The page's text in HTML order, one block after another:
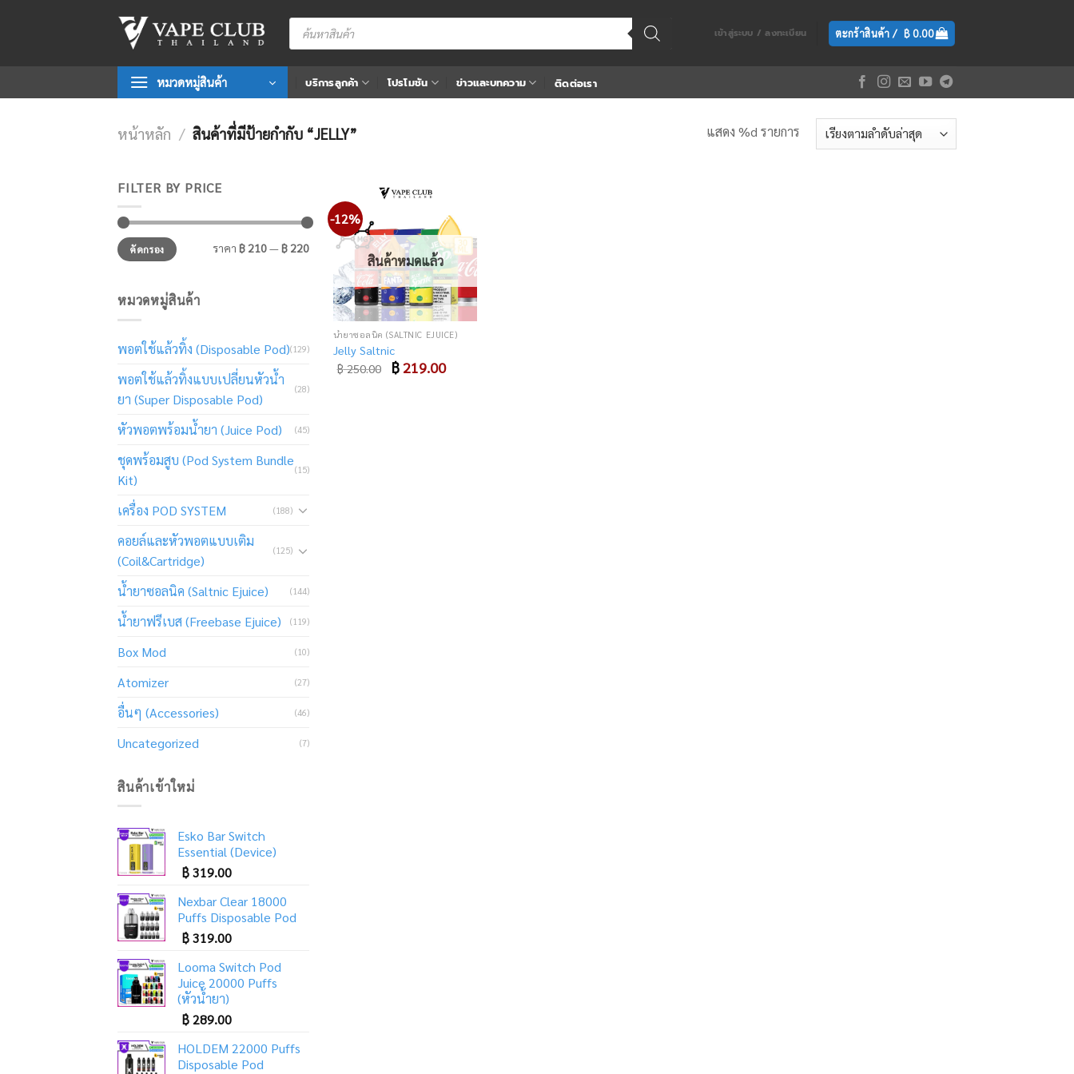
Products
search
เข้าสู่ระบบ / ลงทะเบียน ตะกร้าสินค้า / ฿0.00
หมวดหมู่สินค้า บริการลูกค้า โปรโมชัน ข่าวและบทความ ติดต่อเรา
หน้าหลัก / สินค้าที่มีป้ายกำกับ “JELLY” แสดง %d รายการ
FILTER BY PRICE
ราคา
ต่ำ
สุด
ราคา
สูงสุดคัดกรอง ราคา ฿ 210—฿ 220
หมวดหมู่สินค้า
พอตใช้แล้วทิ้ง (Disposable Pod)(129)
พอตใช้แล้วทิ้งแบบเปลี่ยนหัวน้ำ
ยา (Super Disposable Pod)
(28)
หัวพอตพร้อมน้ำยา (Juice Pod) (45)
ชุดพร้อมสูบ (Pod System Bundle
Kit)
(15)
เครื่อง POD SYSTEM (188)
คอยล์และหัวพอตแบบเติม
(Coil&Cartridge)
(125)
น้ำยาซอลนิค (Saltnic Ejuice) (144)
น้ำยาฟรีเบส (Freebase Ejuice) (119)
Box Mod (10)
Atomizer (27)
อื่นๆ (Accessories) (46)
Uncategorized (7)
สินค้าเข้าใหม่
Esko Bar Switch
Essential (Device)
฿319.00
Nexbar Clear 18000
Puffs Disposable Pod
฿319.00
Looma Switch Pod
Juice 20000 Puffs
(หัวน้ำยา)
฿289.00
HOLDEM 22000 Puffs
Disposable Pod
-12%
Add
to
wishlist
สินค้าหมดแล้ว
น้ำยาซอลนิค (SALTNIC EJUICE)
Jelly Saltnic
฿250.00 Original
price
฿219.00Current
price